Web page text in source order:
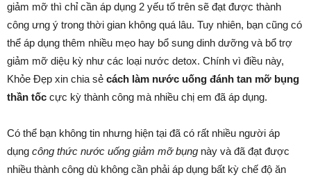
giảm mỡ thì chỉ cần áp dụng 2 yếu tố trên sẽ đạt được thành
công ưng ý trong thời gian không quá lâu. Tuy nhiên, bạn cũng có
thể áp dụng thêm nhiều mẹo hay bổ sung dinh dưỡng và bổ trợ
giảm mỡ diệu kỳ như các loại nước detox. Chính vì điều này,
Khỏe Đẹp xin chia sẻ cách làm nước uống đánh tan mỡ bụng
thần tốc cực kỳ thành công mà nhiều chị em đã áp dụng.
Có thể bạn không tin nhưng hiện tại đã có rất nhiều người áp
dụng công thức nước uống giảm mỡ bụng này và đã đạt được
nhiều thành công dù không cần phải áp dụng bất kỳ chế độ ăn